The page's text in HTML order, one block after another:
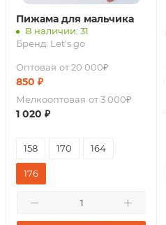
Пижама для мальчика
В наличии: 31
Бренд: Let's go
Оптовая от 20 000₽
850 ₽
Мелкооптовая от 3 000₽
1 020 ₽
158 170 164
176